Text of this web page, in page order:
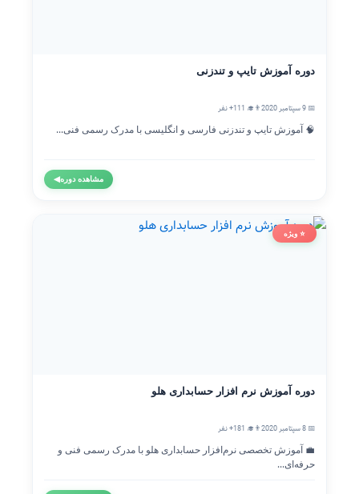
دوره آموزش تایپ و تندزنی
📅 9 سپتامبر 2020
👨‍🎓 111+ نفر
🧠 آموزش تایپ و تندزنی فارسی و انگلیسی با مدرک رسمی فنی...
مشاهده دوره◀
⭐ ویژه
دوره آموزش نرم افزار حسابداری هلو
📅 8 سپتامبر 2020
👨‍🎓 181+ نفر
💼 آموزش تخصصی نرم‌افزار حسابداری هلو با مدرک رسمی فنی و
حرفه‌ای...